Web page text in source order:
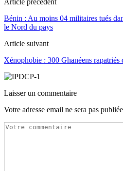
Bénin : Au moins 04 militaires tués
le Nord du pays
Article suivant
Xénophobie : 300 Ghanéens rapatriés
Laisser un commentaire
Votre adresse email ne sera pas